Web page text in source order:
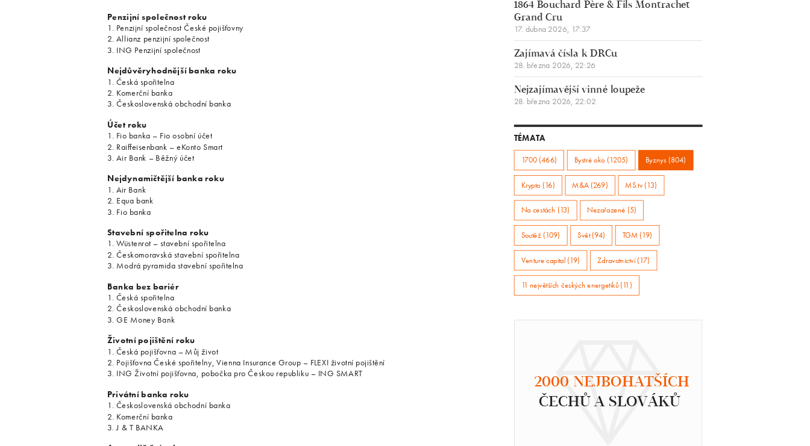
Penzijní společnost roku
1. Penzijní společnost České pojišťovny
2. Allianz penzijní společnost
3. ING Penzijní společnost
Nejdůvěryhodnější banka roku
1. Česká spořitelna
2. Komerční banka
3. Československá obchodní banka
Účet roku
1. Fio banka – Fio osobní účet
2. Raiffeisenbank – eKonto Smart
3. Air Bank – Běžný účet
Nejdynamičtější banka roku
1. Air Bank
2. Equa bank
3. Fio banka
Stavební spořitelna roku
1. Wüstenrot – stavební spořitelna
2. Českomoravská stavební spořitelna
3. Modrá pyramida stavební spořitelna
Banka bez bariér
1. Česká spořitelna
2. Československá obchodní banka
3. GE Money Bank
Životní pojištění roku
1. Česká pojišťovna – Můj život
2. Pojišťovna České spořitelny, Vienna Insurance Group – FLEXI životní pojištění
3. ING Životní pojišťovna, pobočka pro Českou republiku – ING SMART
Privátní banka roku
1. Československá obchodní banka
2. Komerční banka
3. J & T BANKA
1864 Bouchard Père & Fils Montrachet
Grand Cru
17. dubna 2026, 17:37
Zajímavá čísla k DRCu
28. března 2026, 22:26
Nejzajímavější vinné loupeže
28. března 2026, 22:02
TÉMATA
1700 (466) Bystré oko (1205) Byznys (804)
Krypto (16) M&A (269) MS.tv (13)
Na cestách (13) Nezařazené (5)
Soutěž (109) Svět (94) TGM (19)
Venture capital (19) Zdravotnictví (17)
11 největších českých energetiků (11)
2000 NEJBOHATŠÍCH
ČECHŮ A SLOVÁKŮ